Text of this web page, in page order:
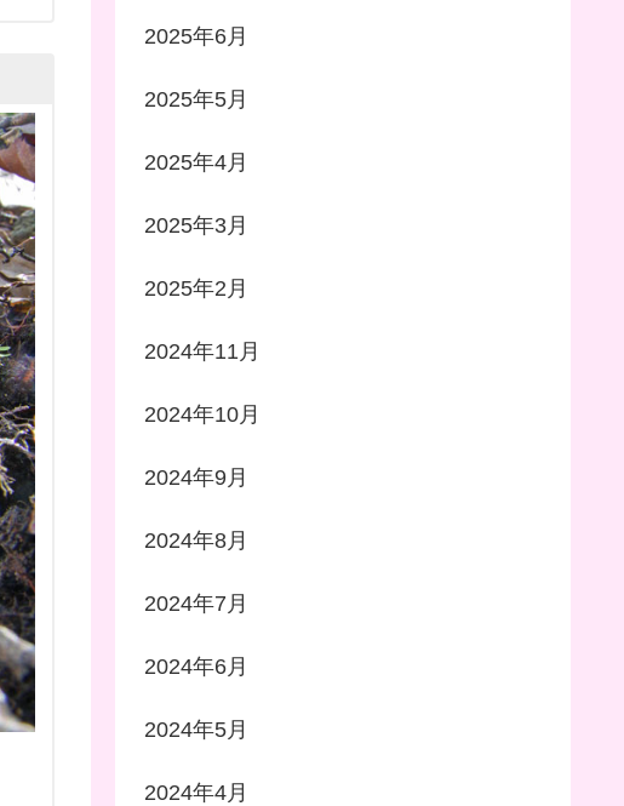
2025年6月
2025年5月
2025年4月
2025年3月
2025年2月
2024年11月
2024年10月
2024年9月
2024年8月
2024年7月
2024年6月
2024年5月
2024年4月